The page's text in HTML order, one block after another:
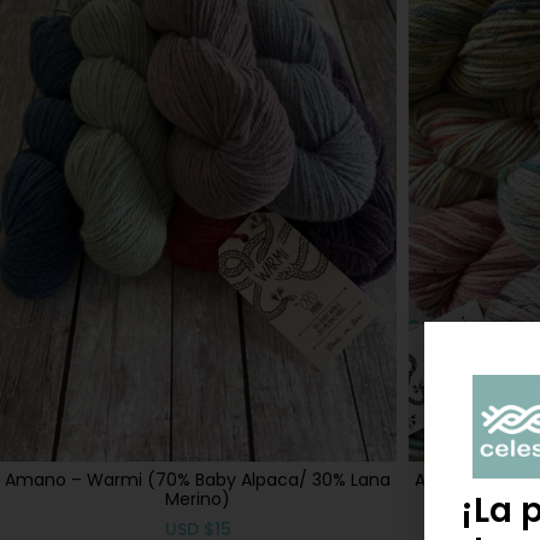
Amano – Warmi (70% Baby Alpaca/ 30% Lana
Merino)
USD $15
Amano –
¡La